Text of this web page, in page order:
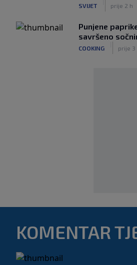
SVIJET prije 2 h
Punjene
savršeno
COOKING prije 3
KOMENTAR